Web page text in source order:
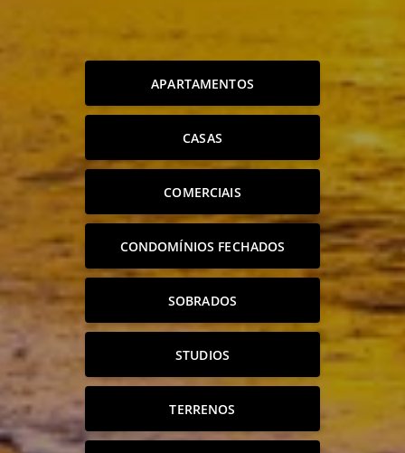
APARTAMENTOS
CASAS
COMERCIAIS
CONDOMÍNIOS FECHADOS
SOBRADOS
STUDIOS
TERRENOS